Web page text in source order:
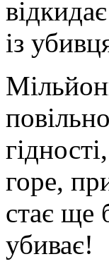
із
горе,
стає ще
убиває!